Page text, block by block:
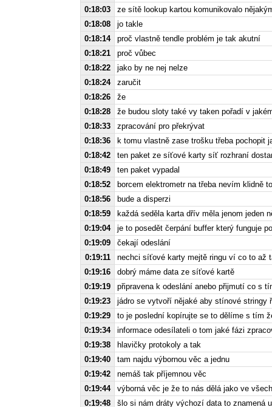
0:18:03
ze sítě lookup kartou komunikovalo
0:18:08
jo takle
0:18:14
proč vlastně tendle problém je tak akutní
0:18:21
proč vůbec
0:18:22
jako by ne nej nelze
0:18:24
zaručit
0:18:26
že
0:18:28
že budou sloty také vy taken pořadí v
0:18:33
zpracování pro překrývat
0:18:36
k tomu vlastně zase trošku třeba pochopit
0:18:42
ten paket ze síťové karty síť rozhraní
0:18:49
ten paket vypadal
0:18:52
borcem elektrometr na třeba nevím klidně
0:18:56
bude a disperzi
0:18:59
každá seděla karta dřív měla jenom jeden
0:19:04
je to posedět čerpání buffer který funguje
0:19:09
čekají odeslání
0:19:11
nechci síťové karty mejtě ringu ví co to až
0:19:16
dobrý máme data ze síťové kartě
0:19:19
připravena k odeslání anebo přijmutí co s
0:19:23
jádro se vytvoří nějaké aby stínové stringy
0:19:29
to je poslední kopírujte se to dělíme s tím
0:19:34
informace odesílateli o tom jaké fázi
0:19:38
hlavičky protokoly a tak
0:19:40
tam najdu výbornou věc a jednu
0:19:42
nemáš tak příjemnou věc
0:19:44
výborná věc je že to nás dělá jako ve
0:19:48
šlo si nám dráty výchozí data to znamená